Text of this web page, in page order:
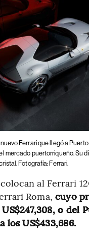
Ferrari que llegó a
mercado puertorriqueño. Su
Fotografía: Ferrari.
al Ferrari
Roma, cuyo
o del
los US$433,686.